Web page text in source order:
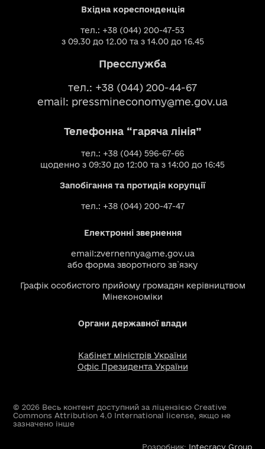
Вхідна кореспонденція
тел.: +38 (044) 200-47-53
з 09.30 до 12.00 та з 14.00 до 16.45
Пресслужба
тел.: +38 (044) 200-44-67
email: pressmineconomy@me.gov.ua
Телефонна “гаряча лінія”
тел.: +38 (044) 596-67-66
щоденно з 09:30 до 12:00 та з 14:00 до 16:45
Запобігання та протидія корупції
тел.: +38 (044) 200-47-47
Електронні звернення
email:zvernennya@me.gov.ua
або форма зворотного зв`язку
Графік особистого прийому громадян керівництвом
Мінекономіки
Органи державної влади
Кабінет міністрів України
Офіс Президента України
© 2026 Весь контент доступний за ліцензією Creative
Commons Attribution 4.0 International license, якщо не
зазначено інше
Розробник: Intecracy Group